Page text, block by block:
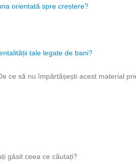
orientată spre creștere?
tale legate de bani?
ce să nu împărtășești acest material
găsit ceea ce căutați?